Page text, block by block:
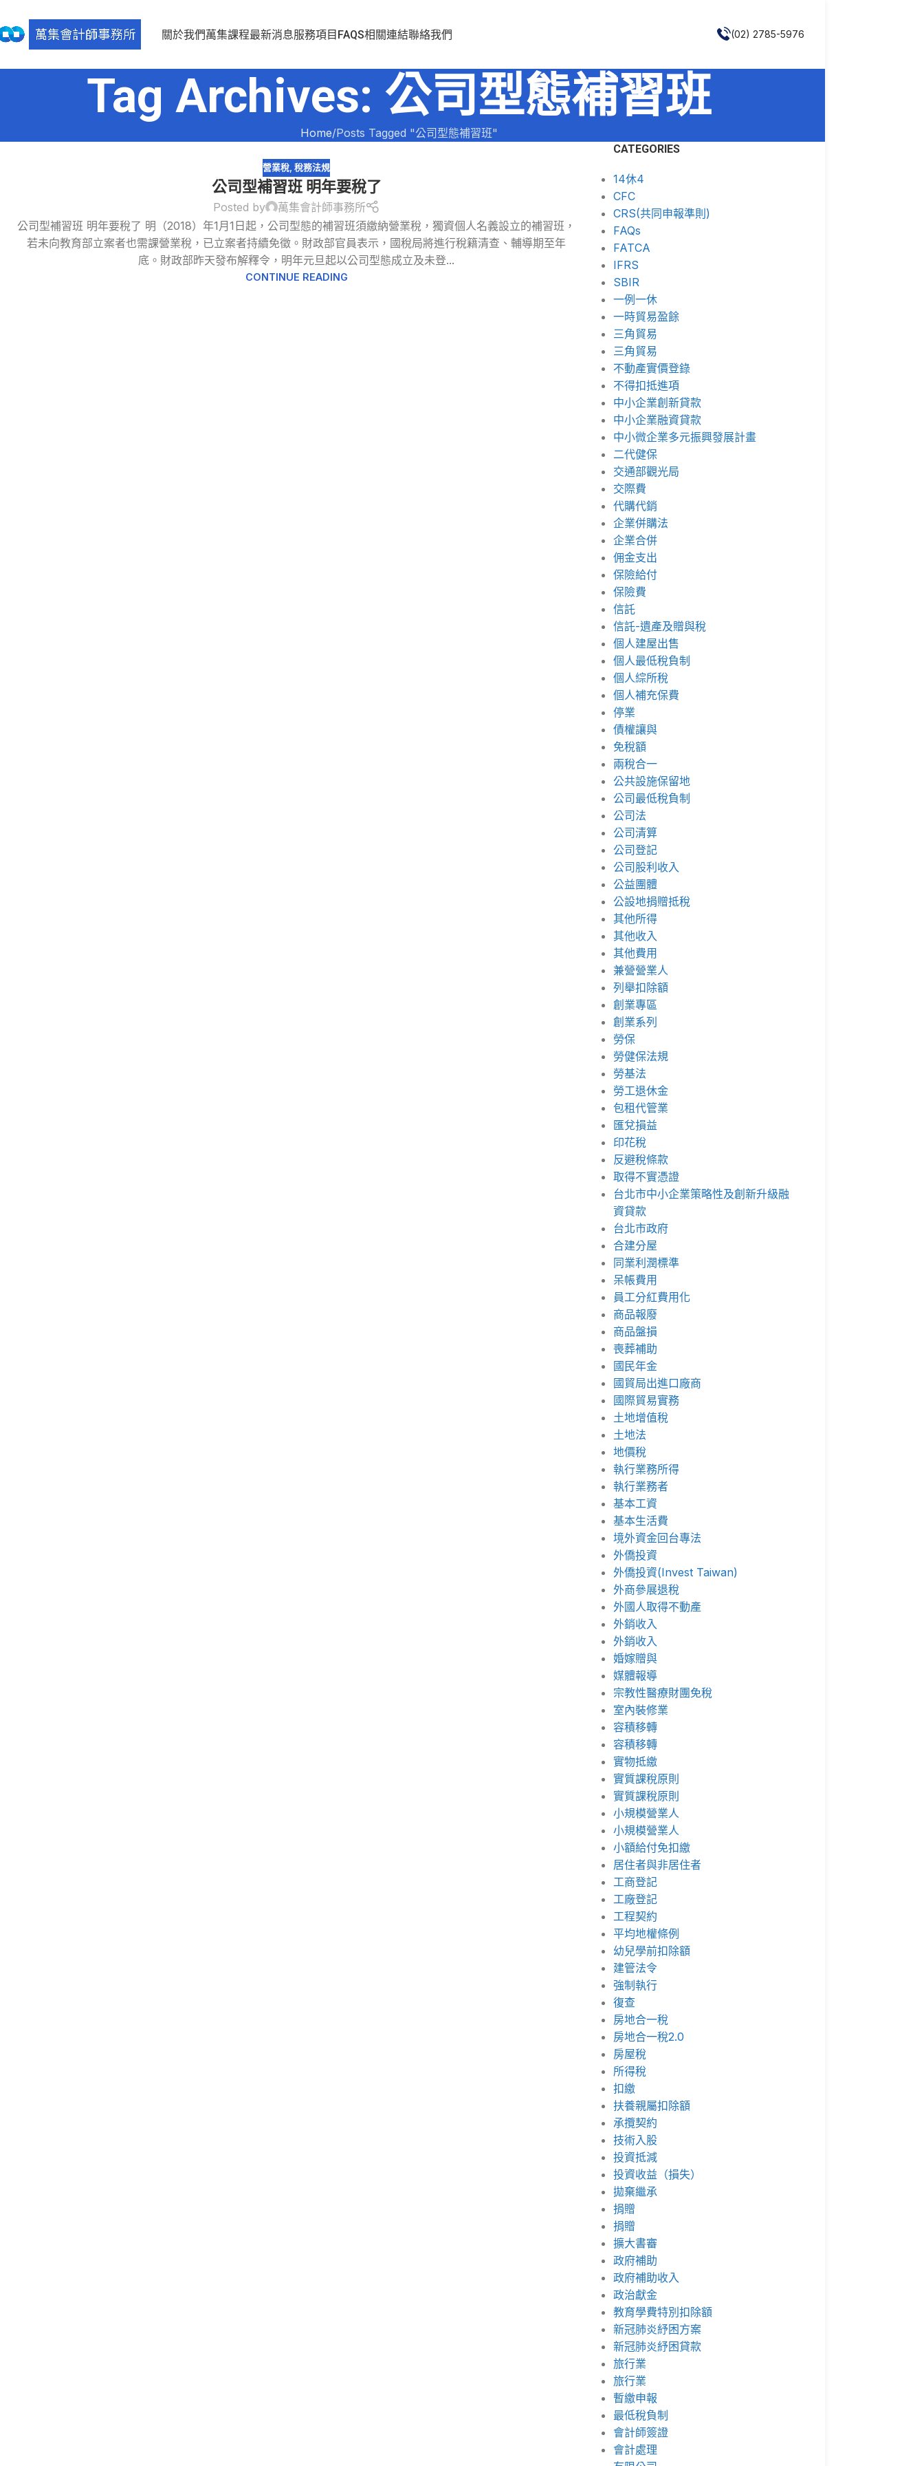
關於我們萬集課程最新消息服務項目 FAQS相關連結聯絡我們 (02) 2785-5976
Tag Archives: 公司型態補習班
Home Posts Tagged "公司型態補習班"
營業稅,稅務法規
公司型補習班 明年要稅了
Posted by
萬集會計師事務所
公司型補習班 明年要稅了 明（2018）年1月1日起，公司型態的補習班須繳納營業稅，獨資個人名義設立的補習班，
若未向教育部立案者也需課營業稅，已立案者持續免徵。財政部官員表示，國稅局將進行稅籍清查、輔導期至年
底。財政部昨天發布解釋令，明年元旦起以公司型態成立及未登...
CONTINUE READING
CATEGORIES
14休4
CFC
CRS(共同申報準則)
FAQs
FATCA
IFRS
SBIR
一例一休
一時貿易盈餘
三角貿易
三角貿易
不動產實價登錄
不得扣抵進項
中小企業創新貸款
中小企業融資貸款
中小微企業多元振興發展計畫
二代健保
交通部觀光局
交際費
代購代銷
企業併購法
企業合併
佣金支出
保險給付
保險費
信託
信託-遺產及贈與稅
個人建屋出售
個人最低稅負制
個人綜所稅
個人補充保費
停業
債權讓與
免稅額
兩稅合一
公共設施保留地
公司最低稅負制
公司法
公司清算
公司登記
公司股利收入
公益團體
公設地捐贈抵稅
其他所得
其他收入
其他費用
兼營營業人
列舉扣除額
創業專區
創業系列
勞保
勞健保法規
勞基法
勞工退休金
包租代管業
匯兌損益
印花稅
反避稅條款
取得不實憑證
台北市中小企業策略性及創新升級融
資貸款
台北市政府
合建分屋
同業利潤標準
呆帳費用
員工分紅費用化
商品報廢
商品盤損
喪葬補助
國民年金
國貿局出進口廠商
國際貿易實務
土地增值稅
土地法
地價稅
執行業務所得
執行業務者
基本工資
基本生活費
境外資金回台專法
外僑投資
外僑投資(Invest Taiwan)
外商參展退稅
外國人取得不動產
外銷收入
外銷收入
婚嫁贈與
媒體報導
宗教性醫療財團免稅
室內裝修業
容積移轉
容積移轉
實物抵繳
實質課稅原則
實質課稅原則
小規模營業人
小規模營業人
小額給付免扣繳
居住者與非居住者
工商登記
工廠登記
工程契約
平均地權條例
幼兒學前扣除額
建管法令
強制執行
復查
房地合一稅
房地合一稅2.0
房屋稅
所得稅
扣繳
扶養親屬扣除額
承攬契約
技術入股
投資抵減
投資收益（損失）
拋棄繼承
捐贈
捐贈
擴大書審
政府補助
政府補助收入
政治獻金
教育學費特別扣除額
新冠肺炎紓困方案
新冠肺炎紓困貸款
旅行業
旅行業
暫繳申報
最低稅負制
會計師簽證
會計處理